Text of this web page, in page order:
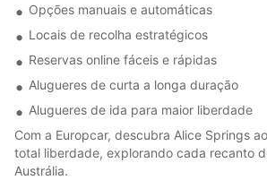
Opções manuais e automáticas
Locais de recolha estratégicos
Reservas online fáceis e rápidas
Alugueres de curta a longa duração
Alugueres de ida para maior liberdade
Com a Europcar, descubra Alice Springs
total liberdade, explorando cada recanto
Austrália.